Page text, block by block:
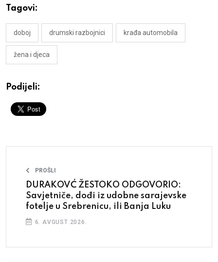
Tagovi:
doboj drumski razbojnici krađa automobila
žena i djeca
Podijeli:
PROŠLI
DURAKOVĆ ŽESTOKO ODGOVORIO:
Savjetniče, dođi iz udobne sarajevske
fotelje u Srebrenicu, ili Banja Luku
6. AVGUST 2026.